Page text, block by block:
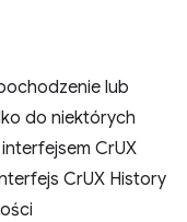
lub
do niektórych
CrUX
CrUX History